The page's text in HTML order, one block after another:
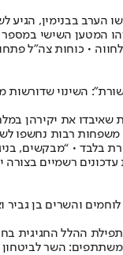
הערב בבנימין, הגיע
המטען השישי
• כוחות צה"ל
השינוי שדורשות
שאיבדו את יקירהן
משפחות רבות נחשפו
בלבד • “מבקשים,
רשמיים בצורה
והשרים בן גביר
ההלל החגיגית
השר